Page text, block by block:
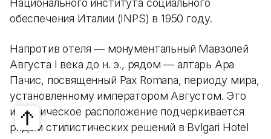
Национального института социального
обеспечения Италии (INPS) в 1950 году.
Напротив отеля — монументальный Мавзолей
Августа I века до н. э., рядом — алтарь Ара
Пачис, посвященный Pax Romana, периоду мира,
установленному императором Августом. Это
историческое расположение подчеркивается
рядом стилистических решений в Bvlgari Hotel